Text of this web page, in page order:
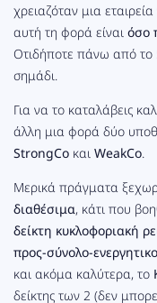
χρειαζόταν μια
αυτή τη φορά είναι όσο
Οτιδήποτε πάνω από το
σημάδι.
Για να το καταλάβεις
άλλη μια φορά δύο
StrongCo και WeakCo.
Μερικά πράγματα
διαθέσιμα, κάτι που
δείκτη κυκλοφοριακή
προς-σύνολο-
και ακόμα καλύτερα, το
δείκτης των 2 (δεν